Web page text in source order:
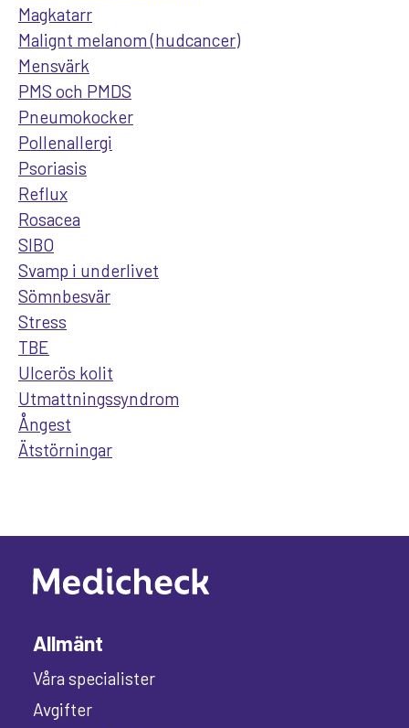
Magkatarr
Malignt melanom (hudcancer)
Mensvärk
PMS och PMDS
Pneumokocker
Pollenallergi
Psoriasis
Reflux
Rosacea
SIBO
Svamp i underlivet
Sömnbesvär
Stress
TBE
Ulcerös kolit
Utmattningssyndrom
Ångest
Ätstörningar
Allmänt
Våra specialister
Avgifter